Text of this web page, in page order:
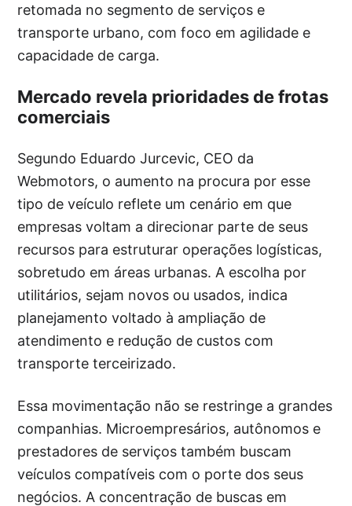
retomada no segmento de serviços e
transporte urbano, com foco em agilidade e
capacidade de carga.
Mercado revela prioridades de frotas
comerciais
Segundo Eduardo Jurcevic, CEO da
Webmotors, o aumento na procura por esse
tipo de veículo reflete um cenário em que
empresas voltam a direcionar parte de seus
recursos para estruturar operações logísticas,
sobretudo em áreas urbanas. A escolha por
utilitários, sejam novos ou usados, indica
planejamento voltado à ampliação de
atendimento e redução de custos com
transporte terceirizado.
Essa movimentação não se restringe a grandes
companhias. Microempresários, autônomos e
prestadores de serviços também buscam
veículos compatíveis com o porte dos seus
negócios. A concentração de buscas em